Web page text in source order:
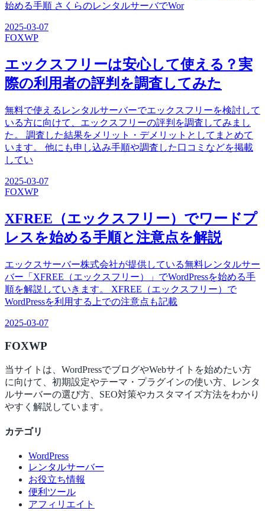
始める手順 さくらのレンタルサーバでWor
2025-03-07
FOXWP
エックスフリーは安心して使える？実
際の利用者の評判を調査してみた
無料で使えるレンタルサーバーでエックスフリーを検討して
いる方に向けて、エックスフリーの評判を調査してみまし
た。 調査した結果をメリット・デメリットとしてまとめて
います。 他にも申し込み手順や調査した口コミなどを掲載
してい
2025-03-07
FOXWP
XFREE（エックスフリー）でワードプ
レスを始める手順と注意点を解説
エックスサーバー株式会社が提供している無料レンタルサー
バー「XFREE（エックスフリー）」でWordPressを始める手
順を解説していきます。 XFREE（エックスフリー）で
WordPressを利用する上での注意点も記載
2025-03-07
FOXWP
当サイトは、WordPressでブログやWebサイトを始めたい方
に向けて、初期設定やテーマ・プラグインの使い方、レンタ
ルサーバーの選び方、SEO対策やカスタマイズ方法をわかり
やすく解説しています。
カテゴリ
WordPress
レンタルサーバー
お役立ち情報
便利ツール
アフィリエイト